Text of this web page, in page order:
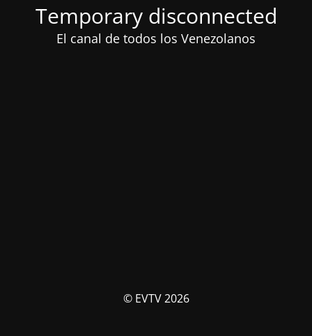
Temporary disconnected
El canal de todos los Venezolanos
© EVTV 2026